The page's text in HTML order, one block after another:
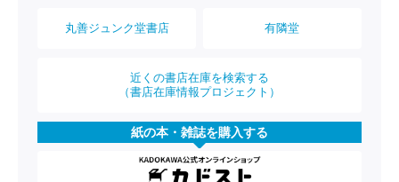
丸善ジュンク堂書店 有隣堂
近くの書店在庫を検索する
（書店在庫情報プロジェクト）
紙の本・雑誌を購入する